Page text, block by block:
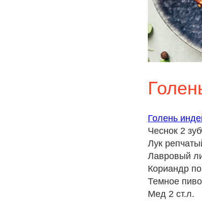
Голень
Чеснок 2
Лук
Лавровый
Кориандр
Темное
Мед 2 ст.л.